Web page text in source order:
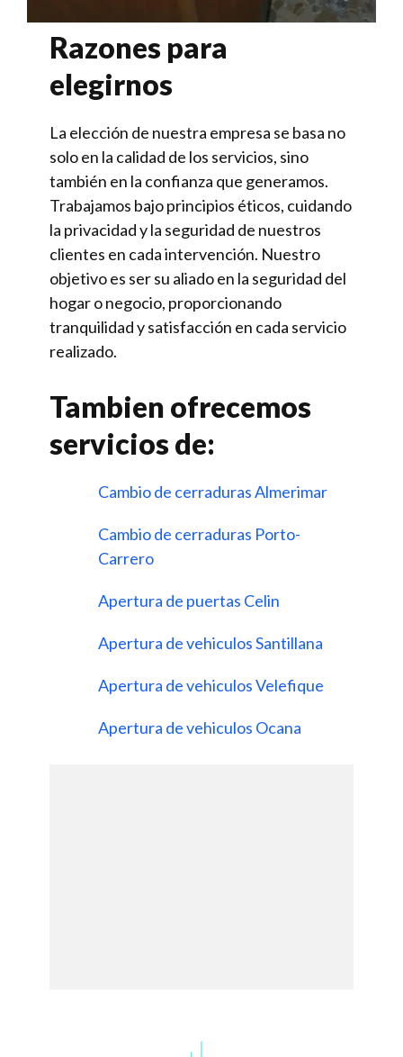
Razones para
elegirnos
La elección de nuestra empresa se basa no
solo en la calidad de los servicios, sino
también en la confianza que generamos.
Trabajamos bajo principios éticos, cuidando
la privacidad y la seguridad de nuestros
clientes en cada intervención. Nuestro
objetivo es ser su aliado en la seguridad del
hogar o negocio, proporcionando
tranquilidad y satisfacción en cada servicio
realizado.
Tambien ofrecemos
servicios de:
Cambio de cerraduras Almerimar
Cambio de cerraduras Porto-
Carrero
Apertura de puertas Celin
Apertura de vehiculos Santillana
Apertura de vehiculos Velefique
Apertura de vehiculos Ocana